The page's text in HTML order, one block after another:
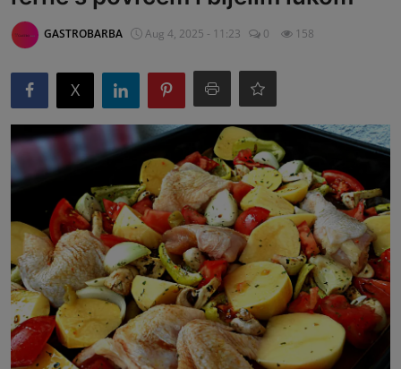
G&B Oglasi
GASTROBARBA Aug 4, 2025 - 11:23 0 158
X